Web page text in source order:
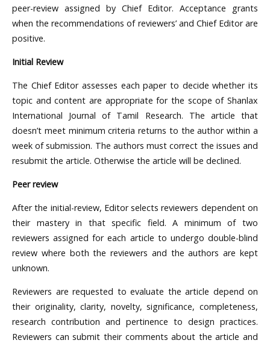
peer-review assigned by Chief Editor. Acceptance grants
when the recommendations of reviewers’ and Chief Editor are
positive.
Initial Review
The Chief Editor assesses each paper to decide whether its
topic and content are appropriate for the scope of Shanlax
International Journal of Tamil Research. The article that
doesn’t meet minimum criteria returns to the author within a
week of submission. The authors must correct the issues and
resubmit the article. Otherwise the article will be declined.
Peer review
After the initial-review, Editor selects reviewers dependent on
their mastery in that specific field. A minimum of two
reviewers assigned for each article to undergo double-blind
review where both the reviewers and the authors are kept
unknown.
Reviewers are requested to evaluate the article depend on
their originality, clarity, novelty, significance, completeness,
research contribution and pertinence to design practices.
Reviewers can submit their comments about the article and